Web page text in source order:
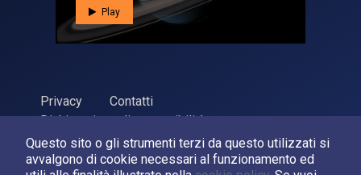
Questo sito o gli strumenti terzi da questo utilizzati si
avvalgono di cookie necessari al funzionamento ed
Play
Privacy
Contatti
Dichiarazione di accessibilità
ASI Agenzia Spaziale Italiana, 2026. P.Iva 03638121008